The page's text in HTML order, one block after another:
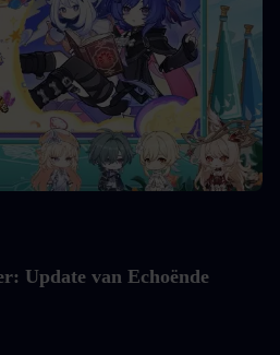
Update van Echoënde